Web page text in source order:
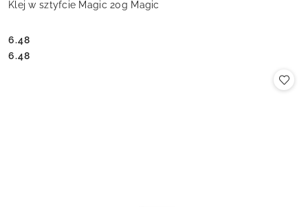
Klej w sztyfcie Magic 20g Magic
Cena:
6.48
Cena:
6.48